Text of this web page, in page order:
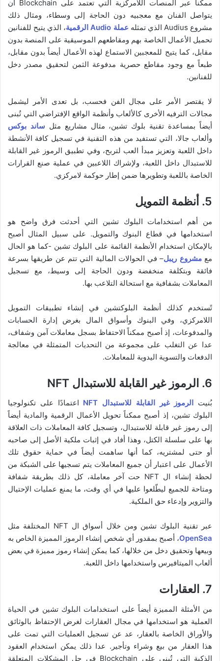
ممكناً عبر المنصات اللامركزية التي تعتمد على Blockchain أن
يتواصل الفنان مع معجبيه دون الحاجة إلى وسطاء، ومثال ذلك
مشروع Audius الذي تمثله
عملة Audio الرقمية
، الذي يتيح للفنانين
تحميل الأعمال الخاصة بهم ومقاطعهم الموسيقية على المنصة بدون
مقابل، كما يتيح للمعجبين الاستماع لهذه الأعمال أيضاً بدون مقابل،
طبعاً مع وجود مقاطع حصرية مدفوعة الثمن لتحقيق مصدر دخل
للفنانين.
لا يقتصر الأمر على مجال الفن فحسب، بل تعدى الأمر ليشمل
مجالات الترفيه الأخرى كالألعاب وأنظمة الواقع الإفتراضي التي تُبنى
أيضاً بمساعدة تقنية بلوك تشين، مثال مشاريع مثل ساند بوكس
وألعاب جالا، التي تستفيد من هذه التقنية في تسجيل كافة الأنشطة
داخل اللعبة وتعزيز مبدأ العب لتربح، وفي تطبيق الرموز غير القابلة
للاستبدال داخل اللعبة، ولإشراك اللاعبين في عملية صنع القرارات
الخاصة باللعبة وتطويرها ضمن إطار حوكمة لامركزي.
5. أنظمة التمويل
من أهم استخدامات البلوك تشين التي أحدثت فرق واضح هو
استخدامها في قطاع البنوك والتمويل. على سبيل المثال أصبح
بالإمكان استخدام الأنظمة القائمة على البلوك تشين -كما هو الحال
معمشروع ريبل– في الحوالات المالية التي تتم عن طريقها بسرعة
فائقة وبتكلفة منخفضة ودون الحاجة إلى وسيط، مع تسجيل
المعاملات بشفافية مع استحالة التلاعب بها.
تًستخدم كذلك أنظمة البلوكتشين في إنشاء تطبيقات التمويل
اللامركزي، وفي البنوك وأسواق المال بغرض إدارة الحسابات
والمدفوعات، إذ أصبح ممكناً الاحتفاظ بسجل معاملات آمن وشفاف،
عدا عن التغلب على مجموعة من التحديات المتمثلة في معالجة
الدفعات والتسوية اليدوية للمعاملات.
6. الرموز غير القابلة للاستبدال NFT
بُنيت الرموز غير القابلة للاستبدال NFT
اعتمادًا على تكنولوجيا
البلوك تشين، إذ أصبح ممكناً تحويل الأعمال الرقمية والمادية أيضاً
إلى رموز غير قابلة للاستبدال، وتسجيل كافة المعاملات ذات العلاقة
بها على سلسلة الكتل، وهذا أفاد في إثبات ملكية الأصل إلى صاحبه
أو حتى لمشتريه، كما أنها ساهمت أيضاً في حماية حقوق تلك
الأعمال على اعتبار أن جميع المعاملات يتم تسجيها على الشبكة من
لحظة إنشاء ال NFT حت آخر معاملة، كل ذلك بطريقة شفافة
ومتاحة للجميع ليطّلعوا عليها في أي وقت، ما يمنع عمليات الإحتيال
والتزوير وإدعاء حق الملكية.
عبر تقنية البلوك تشين ومن خلال أسواق ال NFT المختلفة مثل
OpenSea، أصبح بمقدور أي شخص إنشاء الرموز المميزة الخاص به
وبيعها وتحقيق دخل من خلالها، كما يمكن إنشاء رموز مميزة في بعض
ألعاب الميتافيرس واستخدامها داخل اللعبة.
7. العقارات
من الأمثلة المميزة أيضاً على استخدامات البلوك تشين في الحياة
العملية هو استخدامها في مجال العقارات لغرض الإحتفاظ بالوثائق
والأوراق الخاصة بالعقار، عد عن تسجيل العمليات التي تمت على
هذا العقار من بيع وشراء وتأجير. عدا ذلك يمكن استخدام العقود
الذكية التي تُبنى على Blockchain في حل المشكلات المتعلقة